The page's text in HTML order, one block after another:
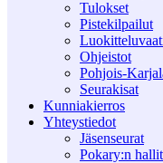
Tulokset
Pistekilpailut
Ohjeistot
Pohjois-
Seurakisat
Kunniakierros
Yhteystiedot
Jäsenseurat
Pokary:n